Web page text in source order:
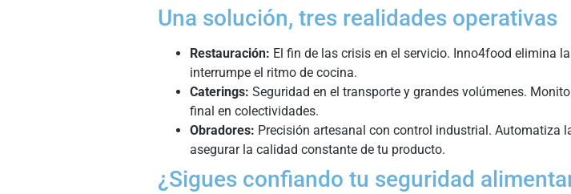
Una solución, tres realidades operativas
Restauración: El fin de las crisis en el servicio. Inno4food elimina
interrumpe el ritmo de cocina.
Caterings: Seguridad en el transporte y grandes volúmenes.
final en colectividades.
Obradores: Precisión artesanal con control industrial. Automatiza
asegurar la calidad constante de tu producto.
¿Sigues confiando tu seguridad